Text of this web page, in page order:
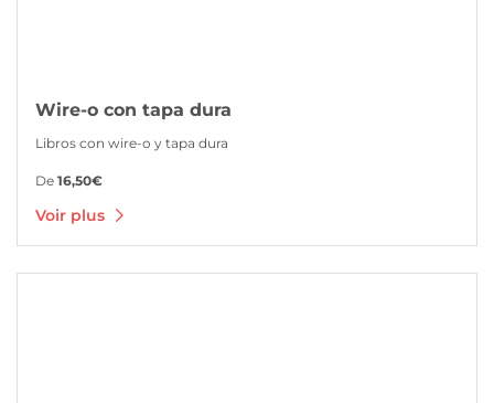
Wire-o con tapa dura
Libros con wire-o y tapa dura
De 16,50€
Voir plus